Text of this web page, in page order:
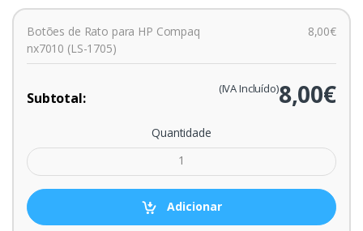
Botões de Rato para HP Compaq
nx7010 (LS-1705)
8,00€
Subtotal: 8,00€
(IVA Incluído)
Quantidade
Adicionar